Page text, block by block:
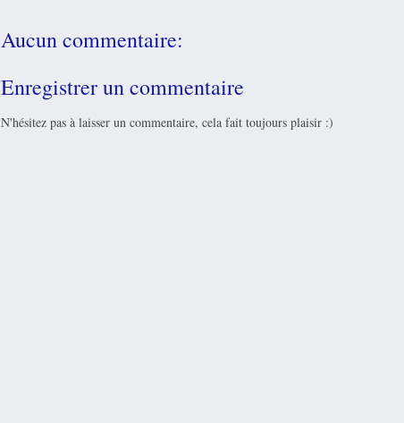
Aucun commentaire:
Enregistrer un commentaire
N'hésitez pas à laisser un commentaire, cela fait toujours plaisir :)